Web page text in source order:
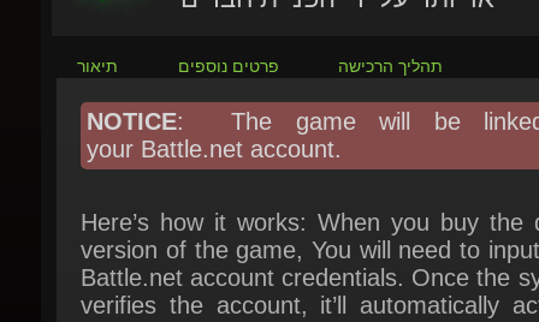
NOTICE
: The game will be
your Battle.net account.
Here’s how it works: When you buy the
Battle.net account credentials. Once the
verifies the account, it’ll automatically
the game on your Battle.net account
will be displayed/given).